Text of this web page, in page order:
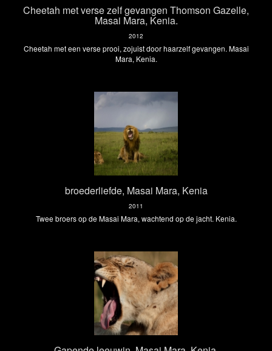
Cheetah met verse zelf gevangen Thomson Gazelle,
Masai Mara, Kenia.
2012
Cheetah met een verse prooi, zojuist door haarzelf gevangen. Masai
Mara, Kenia.
broederliefde, Masai Mara, Kenia
2011
Twee broers op de Masai Mara, wachtend op de jacht. Kenia.